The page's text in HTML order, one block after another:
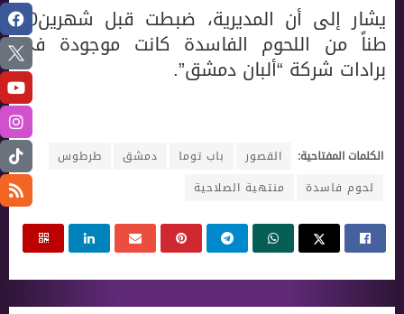
يشار إلى أن المديرية، ضبطت قبل شهرين50
طناً من اللحوم الفاسدة كانت موجودة في
برادات شركة “ألبان دمشق”.
الكلمات المفتاحية: القصور باب توما دمشق
طرطوس
لحوم فاسدة
منتهية الصلاحية